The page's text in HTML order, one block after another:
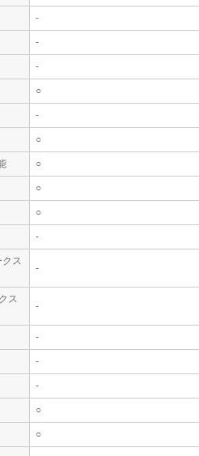
-
-
-
○
-
○
○
○
○
-
ス
-
ス
-
-
-
-
○
○